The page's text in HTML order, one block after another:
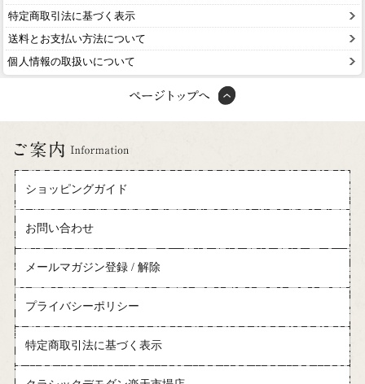
特定商取引法に基づく表示
送料とお支払い方法について
個人情報の取扱いについて
ショッピングガイド
お問い合わせ
メールマガジン登録 / 解除
プライバシーポリシー
特定商取引法に基づく表示